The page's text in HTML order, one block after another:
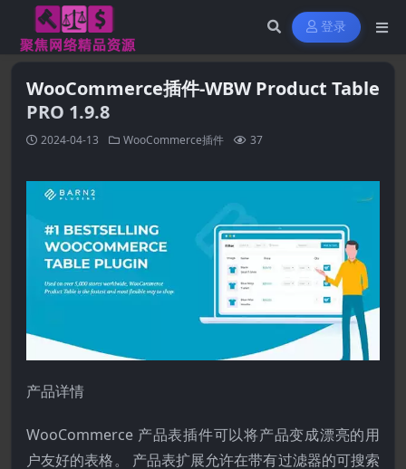
登录
WooCommerce插件-WBW Product Table
PRO 1.9.8
2024-04-13 WooCommerce插件 37
产品详情
WooCommerce 产品表插件可以将产品变成漂亮的用
户友好的表格。 产品表扩展允许在带有过滤器的可搜索